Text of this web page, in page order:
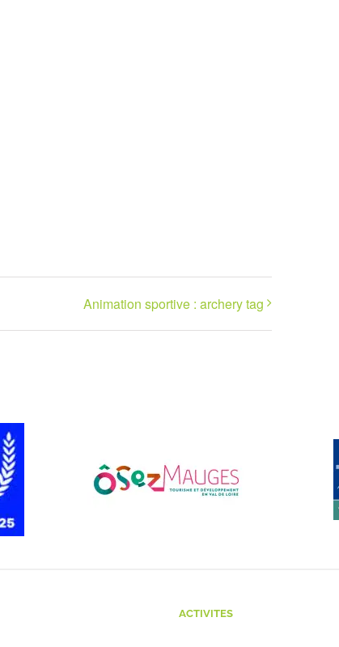
Animation sportive : archery tag
ACTIVITES